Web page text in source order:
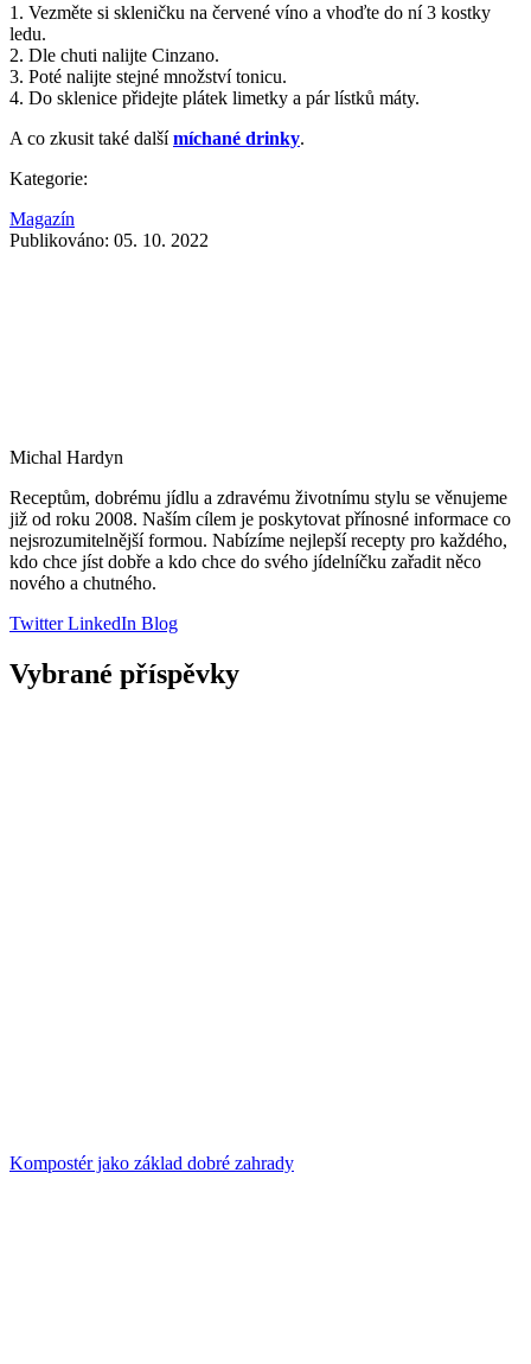
1. Vezměte si skleničku na červené víno a vhoďte do ní 3 kostky
ledu.
2. Dle chuti nalijte Cinzano.
3. Poté nalijte stejné množství tonicu.
4. Do sklenice přidejte plátek limetky a pár lístků máty.
A co zkusit také dalšímíchané drinky.
Kategorie:
Magazín
Publikováno: 05. 10. 2022
Michal Hardyn
Receptům, dobrému jídlu a zdravému životnímu stylu se věnujeme
již od roku 2008. Naším cílem je poskytovat přínosné informace co
nejsrozumitelnější formou. Nabízíme nejlepší recepty pro každého,
kdo chce jíst dobře a kdo chce do svého jídelníčku zařadit něco
nového a chutného.
TwitterLinkedIn Blog
Vybrané příspěvky
Kompostér jako základ dobré zahrady